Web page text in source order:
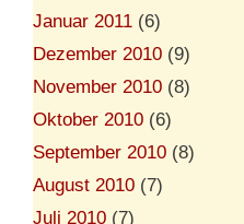
Januar 2011 (6)
Dezember 2010 (9)
November 2010 (8)
Oktober 2010 (6)
September 2010 (8)
August 2010 (7)
Juli 2010 (7)